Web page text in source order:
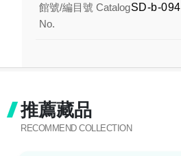
館號/編目號 Catalog
No.
SD-b-094
推薦藏品
RECOMMEND COLLECTION